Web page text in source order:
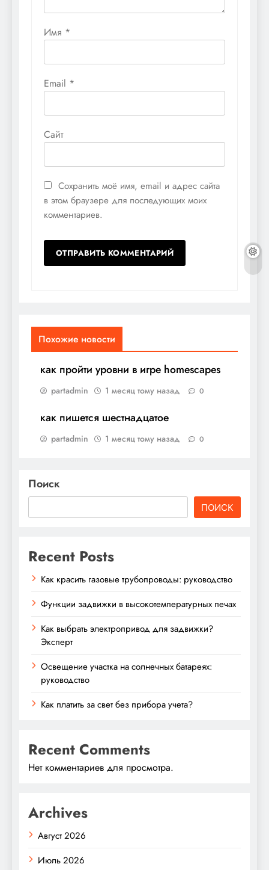
Имя *
Email *
Сайт
Сохранить моё имя, email и адрес сайта
в этом браузере для последующих моих
комментариев.
Похожие новости
как пройти уровни в игре homescapes
partadmin 1 месяц тому назад 0
как пишется шестнадцатое
partadmin 1 месяц тому назад 0
Поиск
ПОИСК
Recent Posts
Как красить газовые трубопроводы: руководство
Функции задвижки в высокотемпературных печах
Как выбрать электропривод для задвижки?
Эксперт
Освещение участка на солнечных батареях:
руководство
Как платить за свет без прибора учета?
Recent Comments
Нет комментариев для просмотра.
Archives
Август 2026
Июль 2026